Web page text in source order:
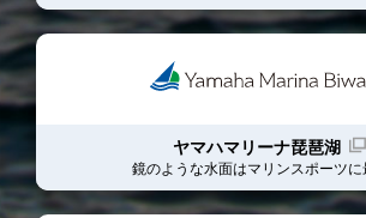
ヤマハマリーナ琵琶湖
鏡のような水面はマリンスポーツに